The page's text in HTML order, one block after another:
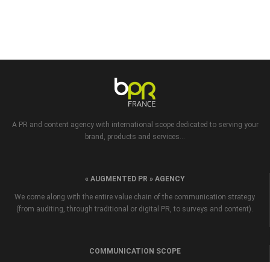
A PR and content agency with international scope dedicated to serving your
brand, products and services...
« AUGMENTED PR » AGENCY
We come along with the entire value chain of the communication strategy
(from auditing, through traditional or digital PR, to surveys and content).
COMMUNICATION SCOPE